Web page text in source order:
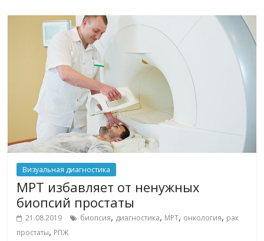
Визуальная диагностика
МРТ избавляет от ненужных
биопсий простаты
21.08.2019 биопсия, диагностика, МРТ, онкология, рак
простаты, РПЖ